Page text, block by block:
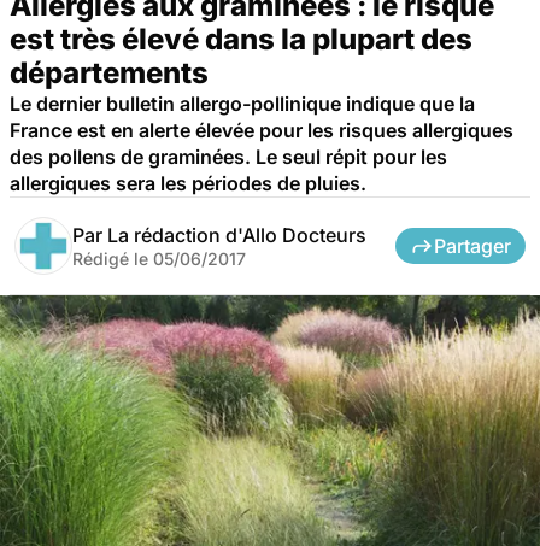
est très élevé dans la plupart des
départements
Le dernier bulletin allergo-pollinique indique que la
France est en alerte élevée pour les risques allergiques
des pollens de graminées. Le seul répit pour les
allergiques sera les périodes de pluies.
Par La rédaction d'Allo Docteurs
Rédigé le 05/06/2017
Partager